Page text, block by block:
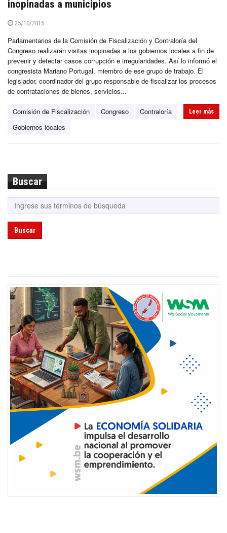
inopinadas a municipios
25/10/2015
Parlamentarios de la Comisión de Fiscalización y Contraloría del
Congreso realizarán visitas inopinadas a los gobiernos locales a fin de
prevenir y detectar casos corrupción e irregularidades. Así lo informó el
congresista Mariano Portugal, miembro de ese grupo de trabajo. El
legislador, coordinador del grupo responsable de fiscalizar los procesos
de contrataciones de bienes, servicios...
Comisión de Fiscalización Congreso
Contraloría
Gobiernos locales
Leer más
Buscar
Buscar